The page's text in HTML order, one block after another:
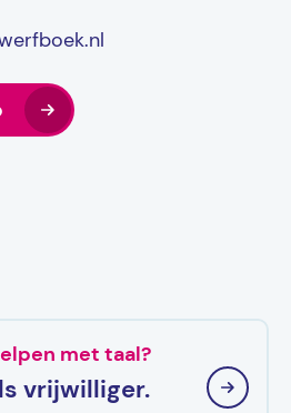
met taal?
vrijwilliger.